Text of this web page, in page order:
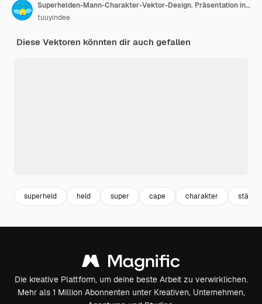
Superhelden-Mann-Charakter-Vektor-Design. Präsentation in verschiedenen Aktionen. Nummer 4
tuuyindee
Diese Vektoren könnten dir auch gefallen
superheld held super cape charakter stärke
Die kreative Plattform, um deine beste Arbeit zu verwirklichen.
Mehr als 1 Million Abonnenten unter Kreativen, Unternehmen,